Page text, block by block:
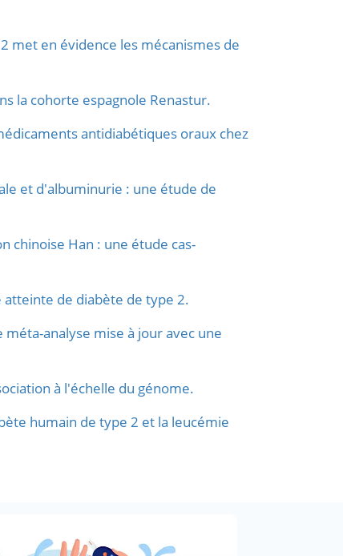
met en évidence les mécanismes de
la cohorte espagnole Renastur.
antidiabétiques oraux chez
et d'albuminurie : une étude de
chinoise Han : une étude cas-
atteinte de diabète de type 2.
analyse mise à jour avec une
à l'échelle du génome.
humain de type 2 et la leucémie